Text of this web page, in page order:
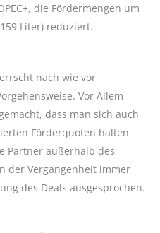
die Fördermengen um
Liter) reduziert.
nach wie vor
Vor Allem
dass man sich auch
Förderquoten halten
Partner außerhalb des
der Vergangenheit immer
des Deals ausgesprochen.